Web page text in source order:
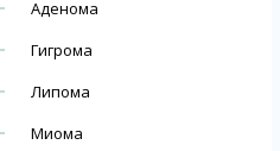
Аденома
Гигрома
Липома
Миома